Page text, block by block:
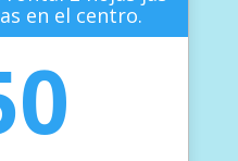
en el centro.